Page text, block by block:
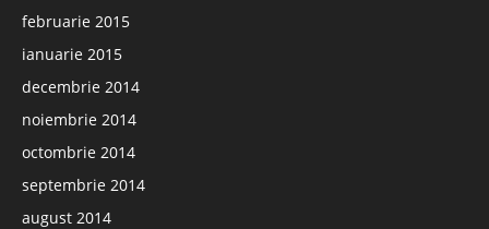
februarie 2015
ianuarie 2015
decembrie 2014
noiembrie 2014
octombrie 2014
septembrie 2014
august 2014